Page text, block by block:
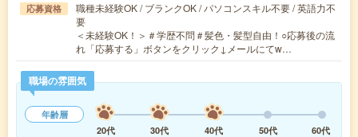
応募資格
職種未経験OK / ブランクOK / パソコンスキル不要 / 英語力不
要
＜未経験OK！＞＃学歴不問＃髪色・髪型自由！○応募後の流
れ「応募する」ボタンをクリック↓メールにてw…
職場の雰囲気
年齢層
20代
30代 40代 50代 60代